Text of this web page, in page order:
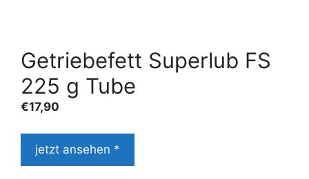
Getriebefett Superlub FS
225 g Tube
€17,90
jetzt ansehen *